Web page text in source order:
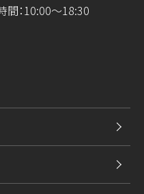
：10:00～18:30